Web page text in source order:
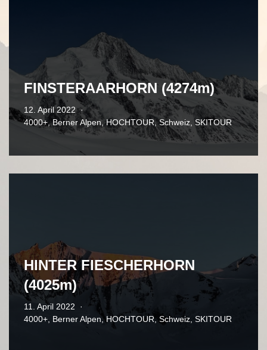
FINSTERAARHORN (4274m)
12. April 2022
4000+,Berner Alpen,HOCHTOUR,Schweiz, SKITOUR
HINTER FIESCHERHORN
(4025m)
11. April 2022
4000+, Berner Alpen, HOCHTOUR, Schweiz, SKITOUR